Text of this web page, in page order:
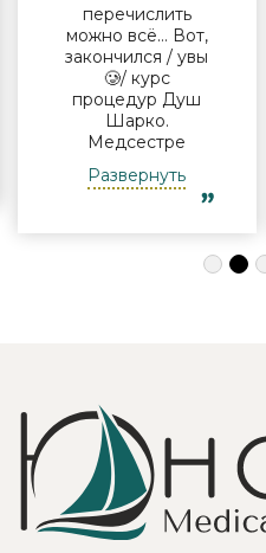
перечислить
можно всё… Вот,
закончился / увы
🥲/ курс
процедур Душ
Шарко.
Медсестре
Виктории -
огромная
благодарность за
для клиента! Вот
услуги уколов
озона или
углекислого газа;)
Тут главное,
чтобы
высококлассные
Развернуть